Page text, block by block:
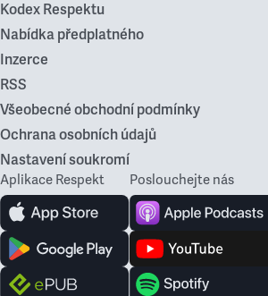
Kodex Respektu
Nabídka předplatného
Inzerce
RSS
Všeobecné obchodní podmínky
Ochrana osobních údajů
Nastavení soukromí
Aplikace Respekt Poslouchejte nás